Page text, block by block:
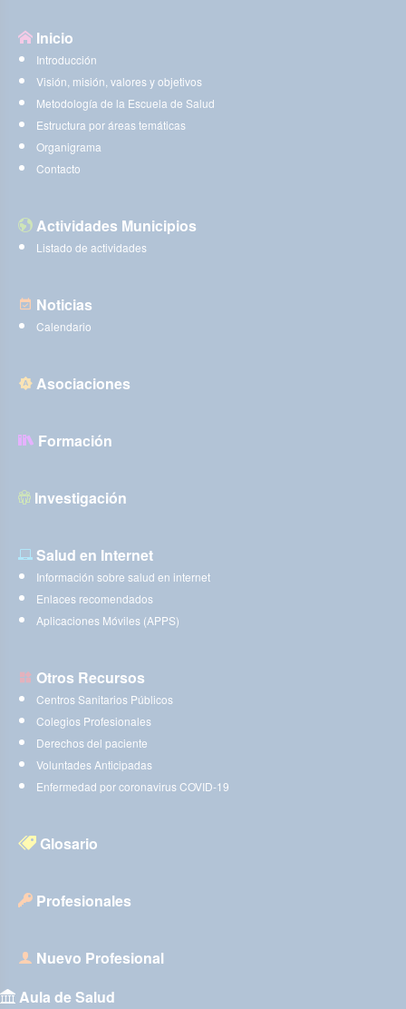
Inicio
Introducción
Visión, misión, valores y objetivos
Metodología de la Escuela de Salud
Estructura por áreas temáticas
Organigrama
Contacto
Actividades Municipios
Listado de actividades
Noticias
Calendario
Asociaciones
Formación
Investigación
Salud en Internet
Información sobre salud en internet
Enlaces recomendados
Aplicaciones Móviles (APPS)
Otros Recursos
Centros Sanitarios Públicos
Colegios Profesionales
Derechos del paciente
Voluntades Anticipadas
Enfermedad por coronavirus COVID-19
Glosario
Profesionales
Nuevo Profesional
Aula de Salud